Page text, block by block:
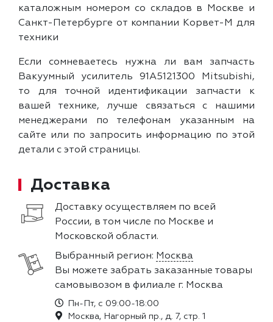
каталожным номером со складов в Москве и
Санкт-Петербурге от компании Корвет-М для
техники
Если сомневаетесь нужна ли вам запчасть
Вакуумный усилитель 91A5121300 Mitsubishi,
то для точной идентификации запчасти к
вашей технике, лучше связаться с нашими
менеджерами по телефонам указанным на
сайте или по запросить информацию по этой
детали с этой страницы.
Доставка
Доставку осуществляем по всей
России, в том числе по Москве и
Московской области.
Выбранный регион: Москва
Вы можете забрать заказанные товары
самовывозом в филиале г. Москва
Пн-Пт, с 09:00-18:00
Москва, Нагорный пр., д. 7, стр. 1